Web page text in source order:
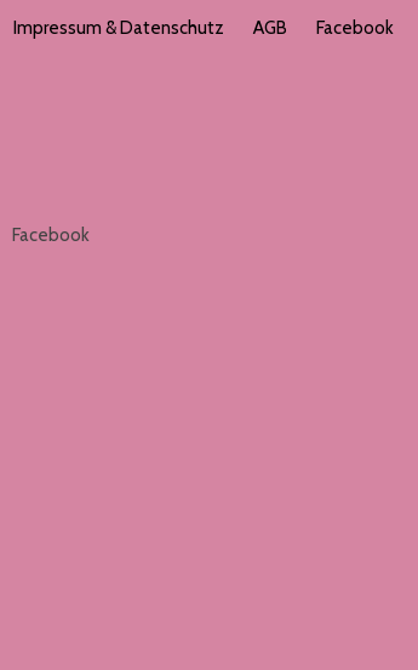
Impressum & Datenschutz AGB Facebook
Facebook